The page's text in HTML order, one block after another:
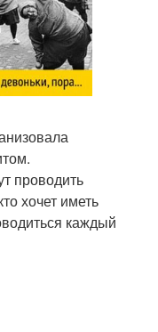
проводить
хочет иметь
каждый